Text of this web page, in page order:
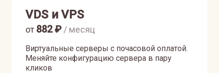
VDS и VPS
Виртуальные серверы с почасовой оплатой.
Меняйте конфигурацию сервера в пару
кликов
от 882₽ / месяц